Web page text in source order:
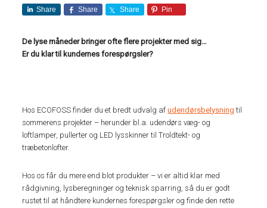
Share Share Share Pin
De lyse måneder bringer ofte flere projekter med sig…
Er du klar til kundernes forespørgsler?
Hos ECOFOSS finder du et bredt udvalg afudendørsbelysning til
sommerens projekter – herunder bl.a. udendørs væg- og
loftlamper, pullerter og LED lysskinner til Troldtekt- og
træbetonlofter.
Hos os får du mere end blot produkter – vi er altid klar med
rådgivning, lysberegninger og teknisk sparring, så du er godt
rustet til at håndtere kundernes forespørgsler og finde den rette